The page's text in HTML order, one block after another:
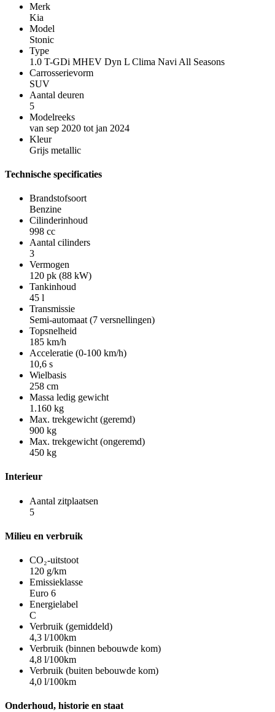
Merk
Kia
Model
Stonic
Type
1.0 T-GDi MHEV Dyn L Clima Navi All Seasons
Carrosserievorm
SUV
Aantal deuren
5
Modelreeks
van sep 2020 tot jan 2024
Kleur
Grijs metallic
Technische specificaties
Brandstofsoort
Benzine
Cilinderinhoud
998 cc
Aantal cilinders
3
Vermogen
120 pk (88 kW)
Tankinhoud
45 l
Transmissie
Semi-automaat (7 versnellingen)
Topsnelheid
185 km/h
Acceleratie (0-100 km/h)
10,6 s
Wielbasis
258 cm
Massa ledig gewicht
1.160 kg
Max. trekgewicht (geremd)
900 kg
Max. trekgewicht (ongeremd)
450 kg
Interieur
Aantal zitplaatsen
5
Milieu en verbruik
CO₂-uitstoot
120 g/km
Emissieklasse
Euro 6
Energielabel
C
Verbruik (gemiddeld)
4,3 l/100km
Verbruik (binnen bebouwde kom)
4,8 l/100km
Verbruik (buiten bebouwde kom)
4,0 l/100km
Onderhoud, historie en staat